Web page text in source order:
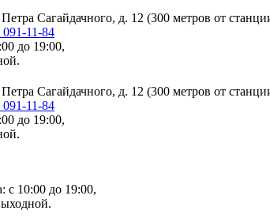
Сагайдачного, д. 12 (300 метров от
11-84
до 19:00,
Сагайдачного, д. 12 (300 метров от
11-84
до 19:00,
с 10:00 до 19:00,